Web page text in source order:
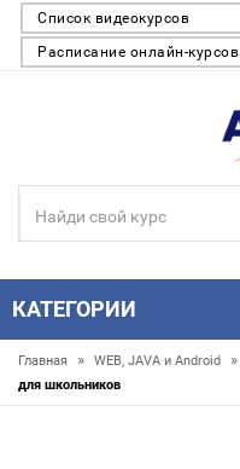
Список видеокурсов
Расписание онлайн-курсов
КАТЕГОРИИ
Главная » WEB, JAVA и Android »
для школьников